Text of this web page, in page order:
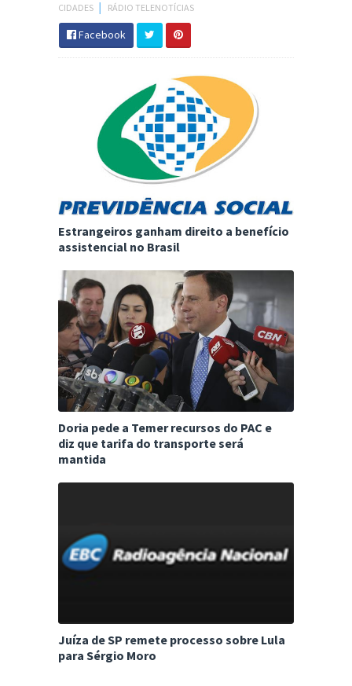
CIDADES
RÁDIO TELENOTÍCIAS
Facebook
Estrangeiros ganham direito a benefício
assistencial no Brasil
Doria pede a Temer recursos do PAC e
diz que tarifa do transporte será
mantida
Juíza de SP remete processo sobre Lula
para Sérgio Moro